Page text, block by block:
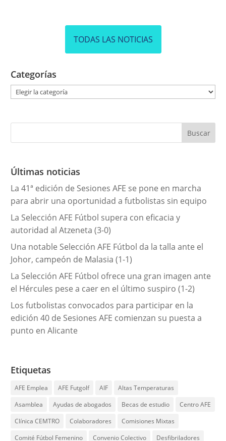
TODAS LAS NOTICIAS
Categorías
g
r
a
s
Últimas noticias
La 41ª edición de Sesiones AFE se pone en marcha
para abrir una oportunidad a futbolistas sin equipo
La Selección AFE Fútbol supera con eficacia y
autoridad al Atzeneta (3-0)
Una notable Selección AFE Fútbol da la talla ante el
Johor, campeón de Malasia (1-1)
La Selección AFE Fútbol ofrece una gran imagen ante
el Hércules pese a caer en el último suspiro (1-2)
Los futbolistas convocados para participar en la
edición 40 de Sesiones AFE comienzan su puesta a
punto en Alicante
Etiquetas
AFE Emplea AFE Futgolf AIF
Altas Temperaturas
Asamblea
Ayudas de abogados Becas de estudio
Centro AFE
Clínica CEMTRO
Colaboradores
Comisiones Mixtas
Comité Fútbol Femenino
Convenio Colectivo
Desfibriladores